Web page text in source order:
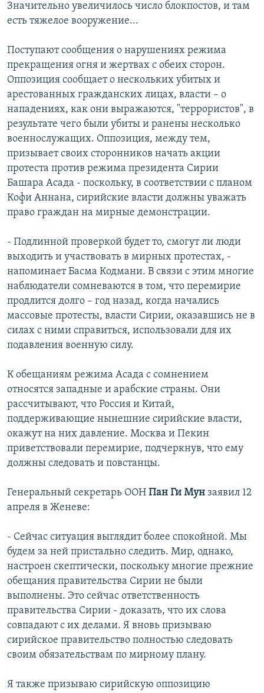
Значительно увеличилось число блокпостов, и там
есть тяжелое вооружение...
Поступают сообщения о нарушениях режима
прекращения огня и жертвах с обеих сторон.
Оппозиция сообщает о нескольких убитых и
арестованных гражданских лицах, власти – о
нападениях, как они выражаются, "террористов", в
результате чего были убиты и ранены несколько
военнослужащих. Оппозиция, между тем,
призывает своих сторонников начать акции
протеста против режима президента Сирии
Башара Асада - поскольку, в соответствии с планом
Кофи Аннана, сирийские власти должны уважать
право граждан на мирные демонстрации.
- Подлинной проверкой будет то, смогут ли люди
выходить и участвовать в мирных протестах, -
напоминает Басма Кодмани. В связи с этим многие
наблюдатели сомневаются в том, что перемирие
продлится долго – год назад, когда начались
массовые протесты, власти Сирии, оказавшись не в
силах с ними справиться, использовали для их
подавления военную силу.
К обещаниям режима Асада с сомнением
относятся западные и арабские страны. Они
рассчитывают, что Россия и Китай,
поддерживающие нынешние сирийские власти,
окажут на них давление. Москва и Пекин
приветствовали перемирие, подчеркнув, что ему
должны следовать и повстанцы.
Генеральный секретарь ООН Пан Ги Мун заявил 12
апреля в Женеве:
- Сейчас ситуация выглядит более спокойной. Мы
будем за ней пристально следить. Мир, однако,
настроен скептически, поскольку многие прежние
обещания правительства Сирии не были
выполнены. Это сейчас ответственность
правительства Сирии - доказать, что их слова
совпадают с их делами. Я вновь призываю
сирийское правительство полностью следовать
своим обязательствам по мирному плану.
Я также призываю сирийскую оппозицию